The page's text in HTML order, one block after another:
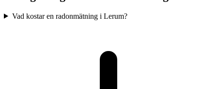
Vad kostar en radonmätning i Lerum?